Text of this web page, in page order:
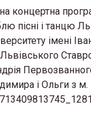
концертна
пісні і танцю
імені
і Ольги з